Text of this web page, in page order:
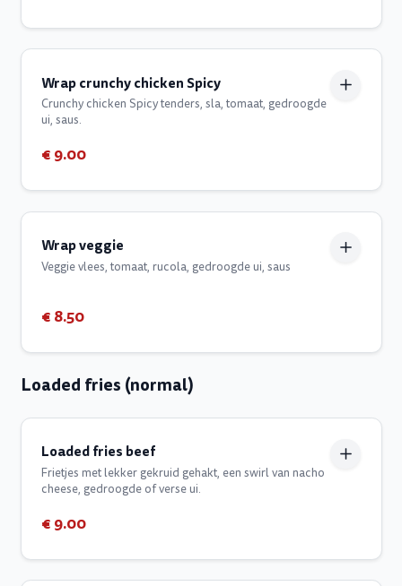
Wrap crunchy chicken Spicy
Crunchy chicken Spicy tenders, sla, tomaat, gedroogde
ui, saus.
€ 9.00
Wrap veggie
Veggie vlees, tomaat, rucola, gedroogde ui, saus
€ 8.50
Loaded fries (normal)
Loaded fries beef
Frietjes met lekker gekruid gehakt, een swirl van nacho
cheese, gedroogde of verse ui.
€ 9.00